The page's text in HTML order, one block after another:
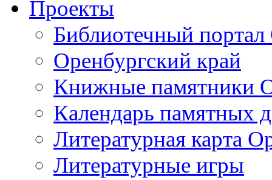
Проекты
Библиотечный портал
Оренбургский край
Книжные памятники
Календарь памятных
Литературная карта
Литературные игры